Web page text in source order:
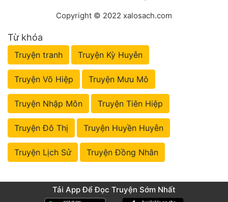
Copyright © 2022 xalosach.com
Từ khóa
Truyện tranh Truyện Kỳ Huyễn
Truyện Võ Hiệp Truyện Mưu Mô
Truyện Nhập Môn Truyện Tiên Hiệp
Truyện Đô Thị Truyện Huyền Huyễn
Truyện Lịch Sử Truyện Đồng Nhân
Tải App Để Đọc Truyện Sớm Nhất